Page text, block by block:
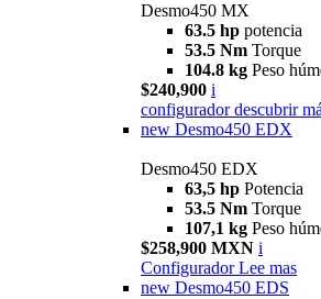
Desmo450 MX
63.5 hp potencia
53.5 Nm Torque
104.8 kg Peso
$240,900 i
configurador descubrir
new Desmo450 EDX
Desmo450 EDX
63,5 hp Potencia
53.5 Nm Torque
107,1 kg Peso
$258,900 MXN i
Configurador Lee mas
new Desmo450 EDS